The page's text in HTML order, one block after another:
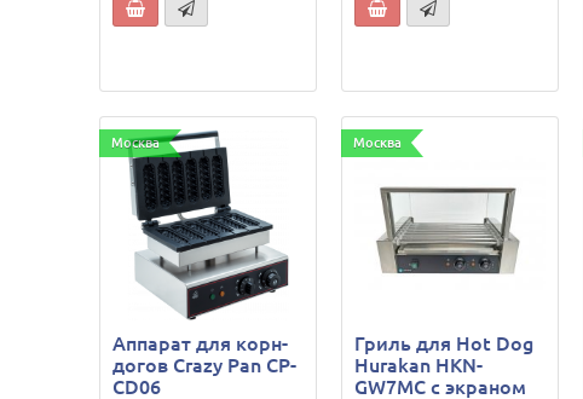
Москва
Аппарат для корн-
догов Crazy Pan CP-
CD06
Москва
Гриль для Hot Dog
Hurakan HKN-
GW7MC с экраном